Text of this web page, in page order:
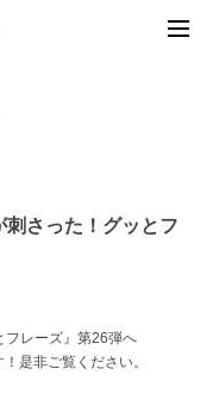
刺さった！グッとフ
フレーズ』第26弾へ
是非ご覧ください。